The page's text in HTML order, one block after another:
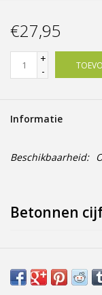
€27,95
+
-
Informatie
Beschikbaarheid:
Betonnen
vervaardigd van
natuurlijke robuuste